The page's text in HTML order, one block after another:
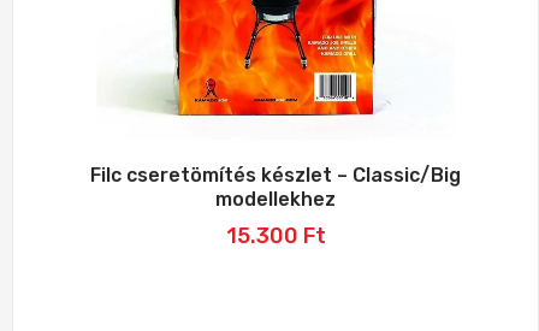
Filc cseretömítés készlet – Classic/Big
modellekhez
15.300 Ft